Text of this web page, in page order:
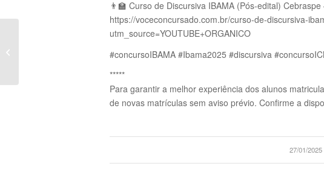
👨‍🏫 Curso de Discursiva IBAMA (Pós-edital)
https://voceconcursado.com.br/curso-de-discursiva-
utm_source=YOUTUBE+ORGANICO
#concursoIBAMA #Ibama2025 #discursiva
*****
Para garantir a melhor experiência dos alunos
de novas matrículas sem aviso prévio. Confirme a
27/01/2025
/
[VÍDEO] DISCURSIVA MPU 2025: